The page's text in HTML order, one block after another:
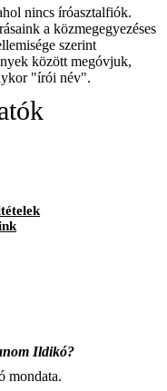
nincs íróasztalfiók.
a közmegegyezéses
szerint
között megóvjuk,
"írói név".
Ildikó?
mondata.